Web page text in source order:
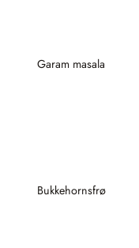
Garam masala
Bukkehornsfrø